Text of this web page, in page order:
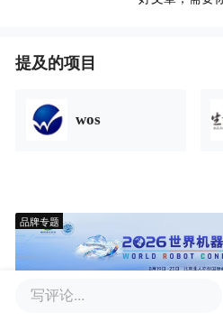
提及的项目
wos
品牌专题
写评论...